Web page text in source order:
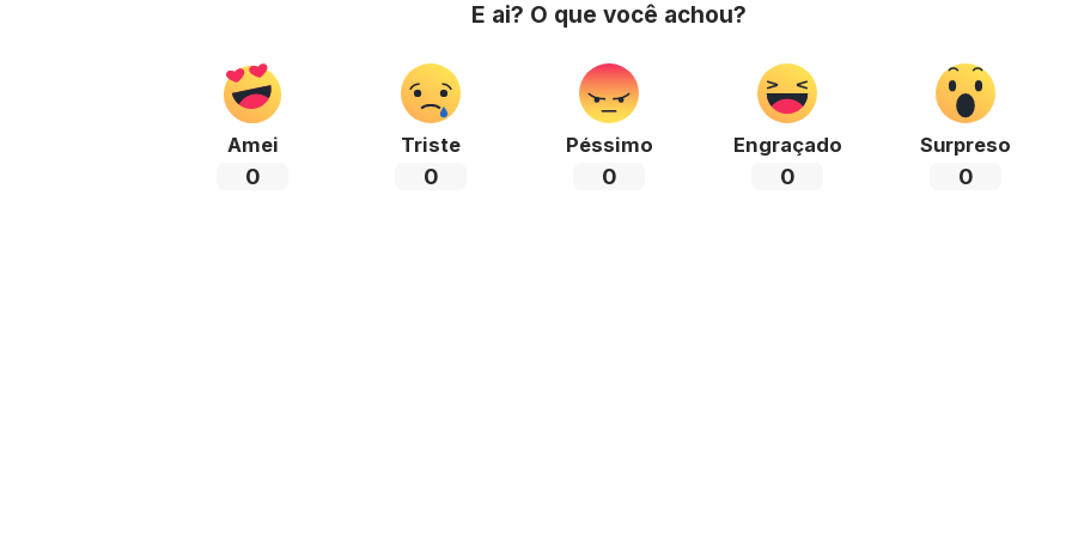
E ai? O que você achou?
Amei
0
Triste
0
Péssimo
0
Engraçado
0
Surpreso
0